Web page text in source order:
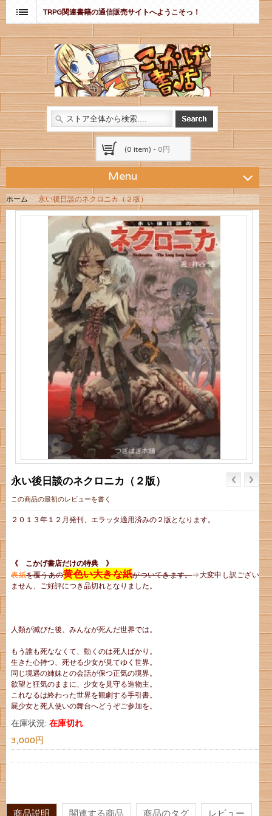
TRPG関連書籍の通信販売サイトへようこそっ！
(0 item) - 0円
Menu
ホーム 永い後日談のネクロニカ（２版）
永い後日談のネクロニカ（２版）
この商品の最初のレビューを書く
２０１３年１２月発刊、エラッタ適用済みの２版となります。
《 こかげ書店だけの特典 》
表紙を覆うあの黄色い大きな紙がついてきます。⇒大変申し訳ござい
ません、ご好評につき品切れとなりました。
人類が滅びた後、みんなが死んだ世界では。
もう誰も死ななくて、動くのは死人ばかり。
生きた心持つ、死せる少女が見てゆく世界。
同じ境遇の姉妹との会話が保つ正気の境界。
欲望と狂気のままに、少女を見守る造物主。
これなるは終わった世界を観劇する手引書。
屍少女と死人使いの舞台へどうぞご参加を。
在庫状況:在庫切れ
3,000円
商品説明 関連する商品 商品のタグ レビュー